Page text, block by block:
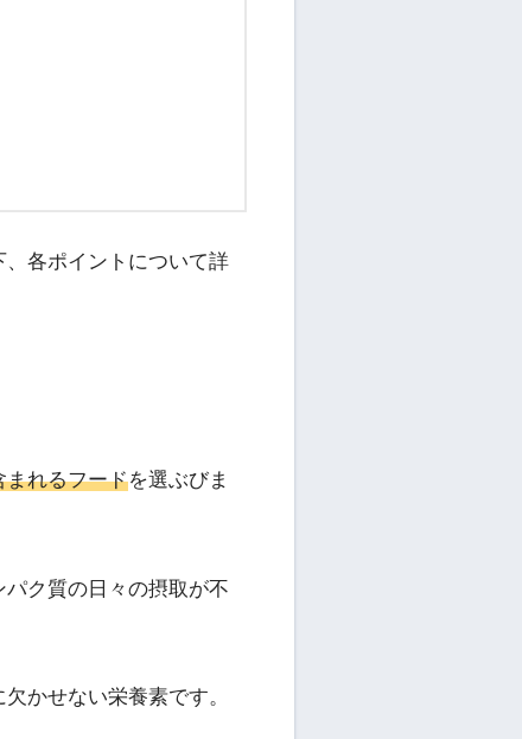
各ポイントについて詳
まれるフードを選ぶびま
ク質の日々の摂取が不
かせない栄養素です。